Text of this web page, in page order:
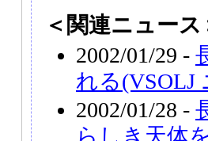
＜関連ニュース
2002/01/29 -
れる(VSOLJ
2002/01/28 -
らしき天体